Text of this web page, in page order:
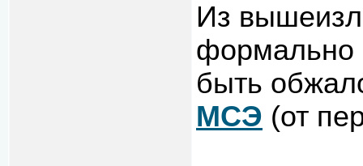
Из
формально
быть
МСЭ (от